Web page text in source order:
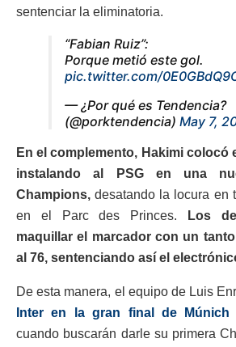
sentenciar la eliminatoria.
“Fabian Ruiz”:
Porque metió este gol.
pic.twitter.com/
— ¿Por qué es Tendencia?
(@porktendencia) May 7,
En el complemento, Hakimi colocó
instalando al PSG en una
Champions, desatando la locura en
en el Parc des Princes.
Los
maquillar el marcador con un
al 76, sentenciando así el
De esta manera, el equipo de Luis
Inter en la gran final de
cuando buscarán darle su primera